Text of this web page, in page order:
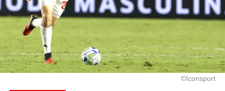
©Iconsport